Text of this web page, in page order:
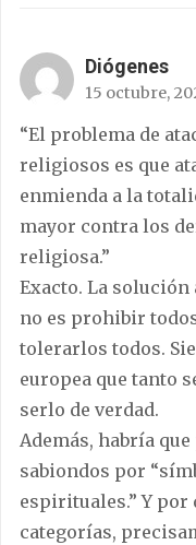
Diógenes
15 octubre,
“El problema de
religiosos es que
enmienda a la
mayor contra los
religiosa.”
Exacto. La
no es prohibir
tolerarlos todos.
europea que tanto
serlo de verdad.
Además, habría
sabiondos por
espirituales.” Y por
categorías,